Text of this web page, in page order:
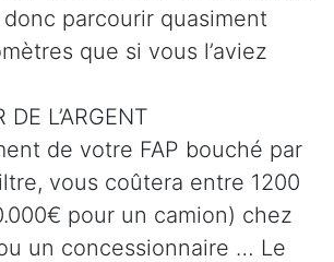
parcourir quasiment
que si vous l’aviez
L’ARGENT
de votre FAP bouché par
vous coûtera entre 1200
pour un camion) chez
un concessionnaire … Le